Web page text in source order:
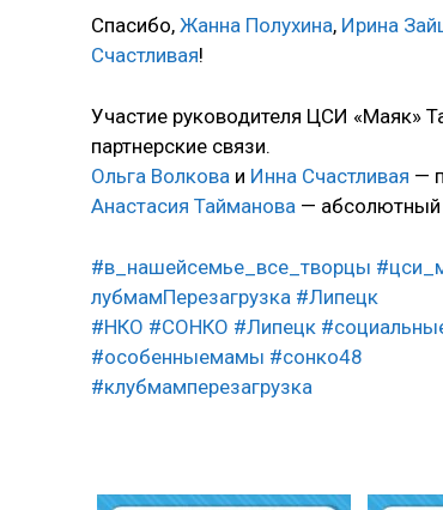
Спасибо, Жанна Полухина, Ирина
Счастливая!
Участие руководителя ЦСИ «Маяк»
партнерские связи.
Ольга Волкова и Инна Счастливая —
Анастасия Тайманова — абсолютный
#в_нашейсемье_все_творцы
лубмамПерезагрузка #Липецк
#НКО #СОНКО #Липецк
#особенныемамы #сонко48
#клубмамперезагрузка